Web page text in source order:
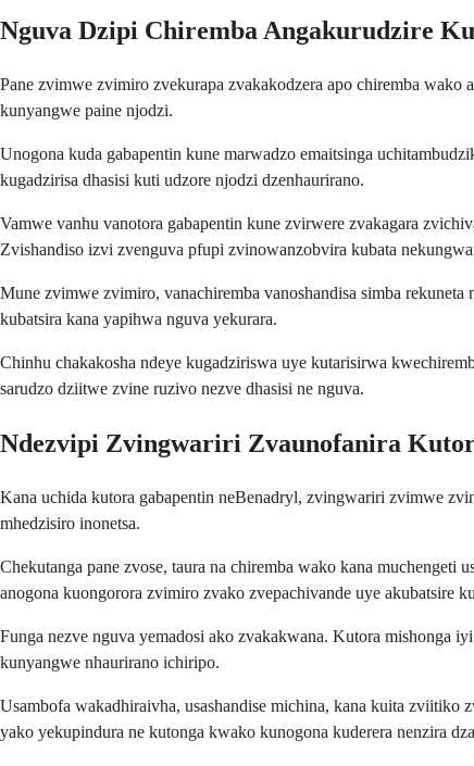
Nguva Dzipi Chiremba Angakurudzire
Pane zvimwe zvimiro zvekurapa zvakakodzera apo chiremba
kunyangwe paine njodzi.
Unogona kuda gabapentin kune marwadzo emaitsinga
kugadzirisa dhasisi kuti udzore njodzi dzenhaurirano.
Vamwe vanhu vanotora gabapentin kune zvirwere zvakagara
Zvishandiso izvi zvenguva pfupi zvinowanzobvira kubata
Mune zvimwe zvimiro, vanachiremba vanoshandisa simba
kubatsira kana yapihwa nguva yekurara.
Chinhu chakakosha ndeye kugadziriswa uye kutarisirwa
sarudzo dziitwe zvine ruzivo nezve dhasisi ne nguva.
Ndezvipi Zvingwariri Zvaunofanira
Kana uchida kutora gabapentin neBenadryl, zvingwariri zvimwe
mhedzisiro inonetsa.
Chekutanga pane zvose, taura na chiremba wako kana
anogona kuongorora zvimiro zvako zvepachivande uye akubatsire
Funga nezve nguva yemadosi ako zvakakwana. Kutora mishonga
kunyangwe nhaurirano ichiripo.
Usambofa wakadhiraivha, usashandise michina, kana kuita zviitiko
yako yekupindura ne kutonga kwako kunogona kuderera nenzira